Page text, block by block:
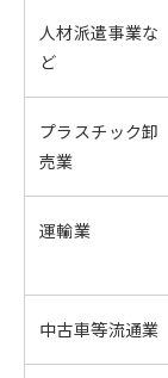
人材派遣事業な
ど
プラスチック卸
売業
運輸業
中古車等流通業